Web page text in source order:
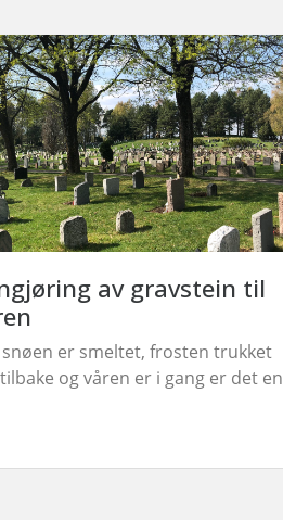
av gravstein til
er smeltet, frosten trukket
og våren er i gang er det en